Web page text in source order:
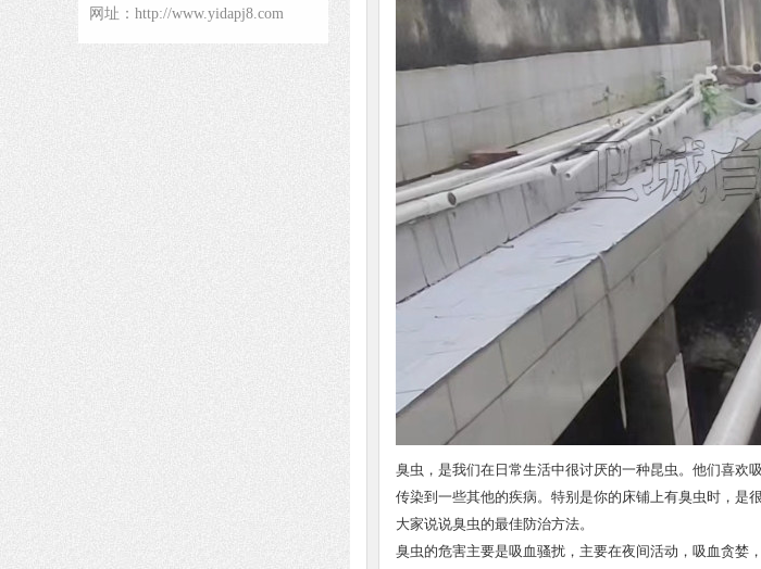
网址：http://www.yidapj8.com
臭虫，是我们在日常生活中很讨厌的一种昆虫。他们喜欢
传染到一些其他的疾病。特别是你的床铺上有臭虫时，是
大家说说臭虫的最佳防治方法。
臭虫的危害主要是吸血骚扰，主要在夜间活动，吸血贪婪